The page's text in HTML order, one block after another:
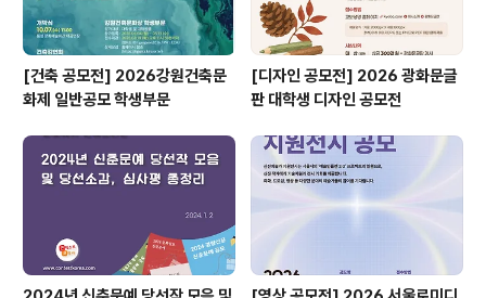
[건축 공모전] 2026강원건축문
화제 일반공모 학생부문
[디자인 공모전] 2026 광화문글
판 대학생 디자인 공모전